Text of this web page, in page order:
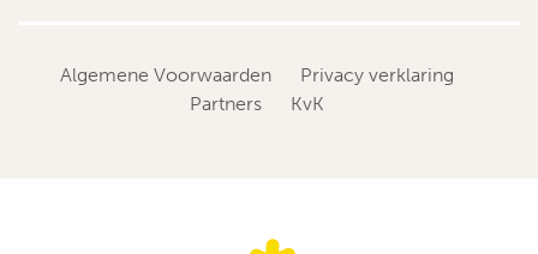
Algemene Voorwaarden
Privacy verklaring
Partners
KvK